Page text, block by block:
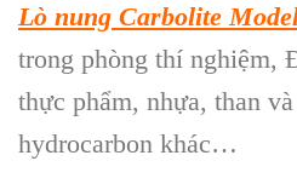
Lò nung Carbolite
trong phòng thí nghiệm,
thực phẩm, nhựa, than
hydrocarbon khác…